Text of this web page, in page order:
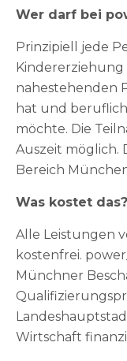
Wer darf bei
Prinzipiell jede
nahestehenden
hat und
möchte. Die
Auszeit möglich.
Bereich
Was kostet das?
Alle Leistungen
kostenfrei.
Münchner
Wirtschaft